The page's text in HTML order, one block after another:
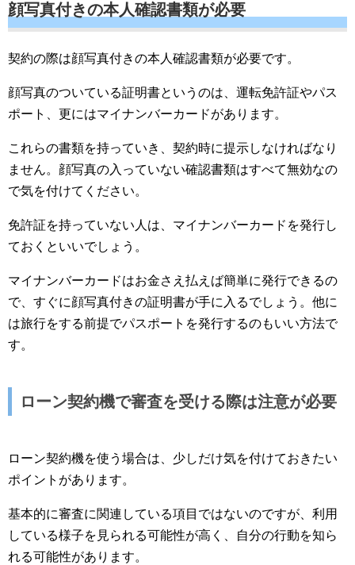
顔写真付きの本人確認書類が必要
契約の際は顔写真付きの本人確認書類が必要です。
顔写真のついている証明書というのは、運転免許証やパス
ポート、更にはマイナンバーカードがあります。
これらの書類を持っていき、契約時に提示しなければなり
ません。顔写真の入っていない確認書類はすべて無効なの
で気を付けてください。
免許証を持っていない人は、マイナンバーカードを発行し
ておくといいでしょう。
マイナンバーカードはお金さえ払えば簡単に発行できるの
で、すぐに顔写真付きの証明書が手に入るでしょう。他に
は旅行をする前提でパスポートを発行するのもいい方法で
す。
ローン契約機で審査を受ける際は注意が必要
ローン契約機を使う場合は、少しだけ気を付けておきたい
ポイントがあります。
基本的に審査に関連している項目ではないのですが、利用
している様子を見られる可能性が高く、自分の行動を知ら
れる可能性があります。